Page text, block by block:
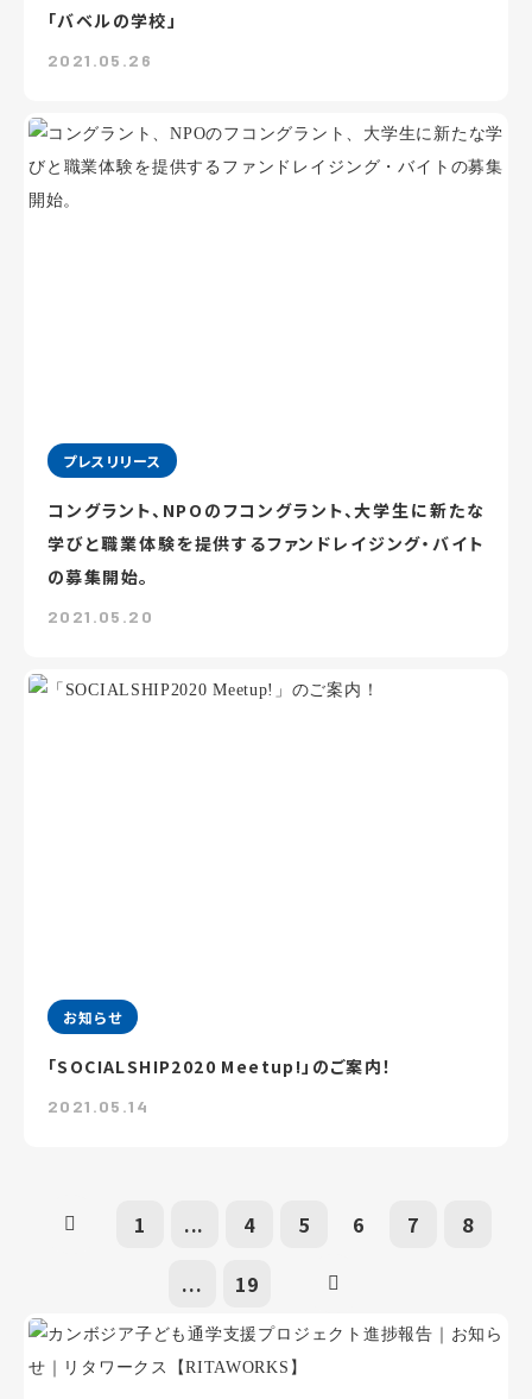
「バベルの学校」
2021.05.26
プレスリリース
コングラント、NPOのフコングラント、大学生に新たな
学びと職業体験を提供するファンドレイジング・バイト
の募集開始。
2021.05.20
お知らせ
「SOCIALSHIP2020 Meetup!」のご案内！
2021.05.14
1 ... 4 5 6 7 8
... 19